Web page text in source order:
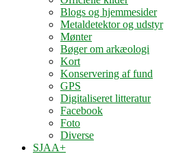
Blogs og hjemmesider
Metaldetektor og udstyr
Mønter
Bøger om arkæologi
Kort
Konservering af fund
GPS
Digitaliseret litteratur
Facebook
Foto
Diverse
SJAA+